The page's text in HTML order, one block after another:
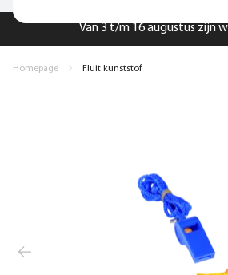
Van 3 t/m 16 augustus zijn
Homepage Fluit kunststof